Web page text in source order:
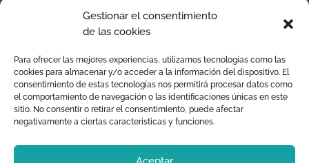
Gestionar el consentimiento
de las cookies
Para ofrecer las mejores experiencias, utilizamos tecnologías como las
cookies para almacenar y/o acceder a la información del dispositivo. El
consentimiento de estas tecnologías nos permitirá procesar datos como
el comportamiento de navegación o las identificaciones únicas en este
sitio. No consentir o retirar el consentimiento, puede afectar
negativamente a ciertas características y funciones.
Pago seguro
Devoluciones y garantía